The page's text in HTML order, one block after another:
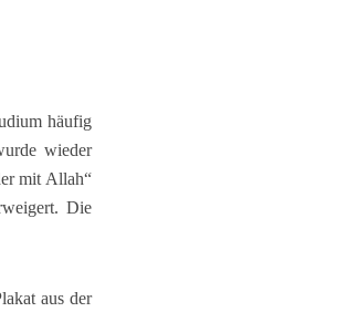
häufig
wieder
mit Allah“
Die
aus der